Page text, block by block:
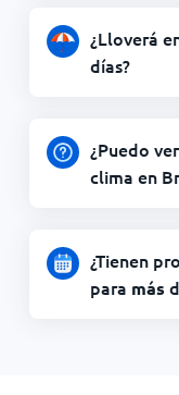
¿Lloverá
días?
¿Puedo
clima en
¿Tienen
para más